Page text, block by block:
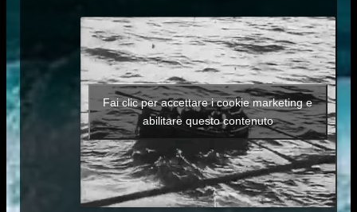
Fai clic per accettare i cookie marketing e
abilitare questo contenuto